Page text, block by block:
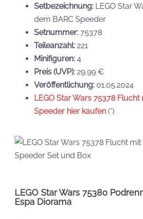
Setbezeichnung: LEGO Star
dem BARC Speeder
Setnummer: 75378
Teileanzahl: 221
Minifiguren: 4
Preis (UVP): 29,99 €
Veröffentlichung: 01.05.2024
LEGO Star Wars 75378
Speeder hier kaufen (*)
LEGO Star Wars 75380
Espa Diorama